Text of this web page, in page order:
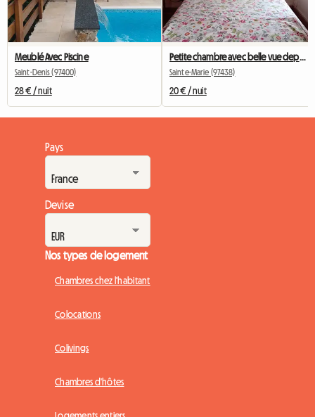
Meublé Avec Piscine
Saint-Denis (97400)
28 € / nuit
Petite chambre avec belle vue depuis la terrasse
Sainte-Marie (97438)
20 € / nuit
Pays
Devise
Nos types de logement
Chambres chez l'habitant
Colocations
Colivings
Chambres d'hôtes